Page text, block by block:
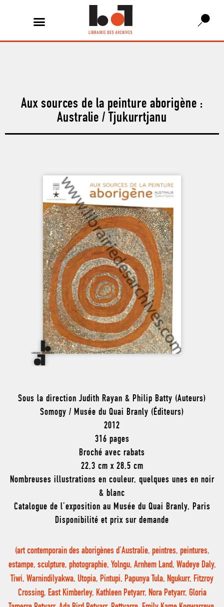
Aux sources de la peinture aborigène :
Australie / Tjukurrtjanu
Sous la direction Judith Rayan & Philip Batty (Auteurs)
Somogy / Musée du Quai Branly (Éditeurs)
2012
316 pages
Broché avec rabats
22,3 cm x 28,5 cm
Nombreuses illustrations en couleur, quelques unes en noir
& blanc
Catalogue de l’exposition au Musée du Quai Branly, Paris
Disponibilité et prix sur demande
(art contemporain des aborigènes d’Australie, peintres, peintures,
estampe, sculpture, photographie, Yolngu, Arnhem Land, Wadeye Daly,
Tiwi, Warnindilyakwa, Utopia, Pintupi, Papunya Tula, Ngukurr, Fitzroy
Crossing, East Kimberley, Kathleen Petyarr, Nora Petyarr, Gloria